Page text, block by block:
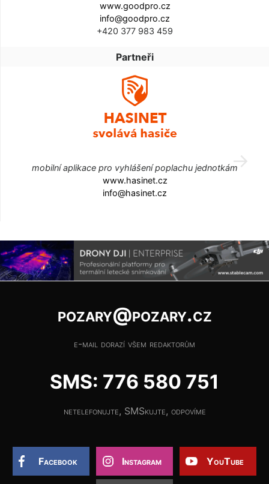
www.goodpro.cz
info@goodpro.cz
+420 377 983 459
Partneři
mobilní aplikace pro vyhlášení poplachu jednotkám
www.hasinet.cz
info@hasinet.cz
pozary@pozary.cz
e-mail dorazí všem redaktorům
SMS: 776 580 751
netelefonujte, SMSkujte, odpovíme
Facebook Instagram YouTube